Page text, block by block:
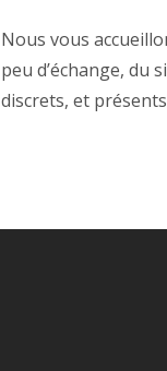
Nous vous
peu d’échange, du
discrets, et